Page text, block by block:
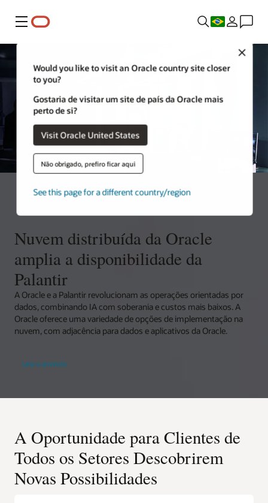
Menu
Would you like to visit an Oracle country site closer
to you?
Gostaria de visitar um site de país da Oracle mais
perto de si?
Visit Oracle United States
Não obrigado, prefiro ficar aqui
See this page for a different country/region
Nuvem distribuída da Oracle
amplia a disponibilidade da
Palantir
A Oracle e a Palantir revolucionam as operações orientadas por
dados, combinando IA com soberania e custos mais baixos. A
Oracle oferece uma variedade de opções de implementação na
nuvem, com adjacência para dados e aplicativos da Oracle.
Leia o anúncio
A Oportunidade para Clientes de
Todos os Setores Descobrirem
Novas Possibilidades